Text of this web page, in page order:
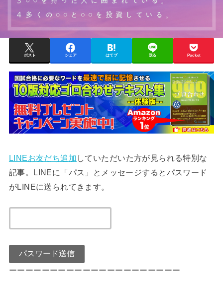
ポスト シェア はてブ 送る Pocket
LINEお友だち追加 していただいた方が見られる特別な
記事。LINEに「パス」とメッセージするとパスワード
がLINEに送られてきます。
ーーーーーーーーーーーーーーーーーーーーー